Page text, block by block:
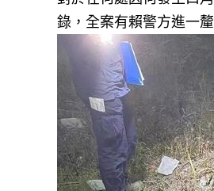
錄，全案有賴警方進一釐